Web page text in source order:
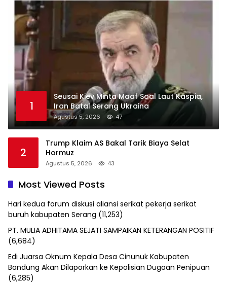
1
Seusai Kiev Minta Maaf Soal Laut Kaspia,
Iran Batal Serang Ukraina
Agustus 5, 2026 47
2
Trump Klaim AS Bakal Tarik Biaya Selat
Hormuz
Agustus 5, 2026 43
Most Viewed Posts
Hari kedua forum diskusi aliansi serikat pekerja serikat
buruh kabupaten Serang (11,253)
PT. MULIA ADHITAMA SEJATI SAMPAIKAN KETERANGAN POSITIF
(6,684)
Edi Juarsa Oknum Kepala Desa Cinunuk Kabupaten
Bandung Akan Dilaporkan ke Kepolisian Dugaan Penipuan
(6,285)